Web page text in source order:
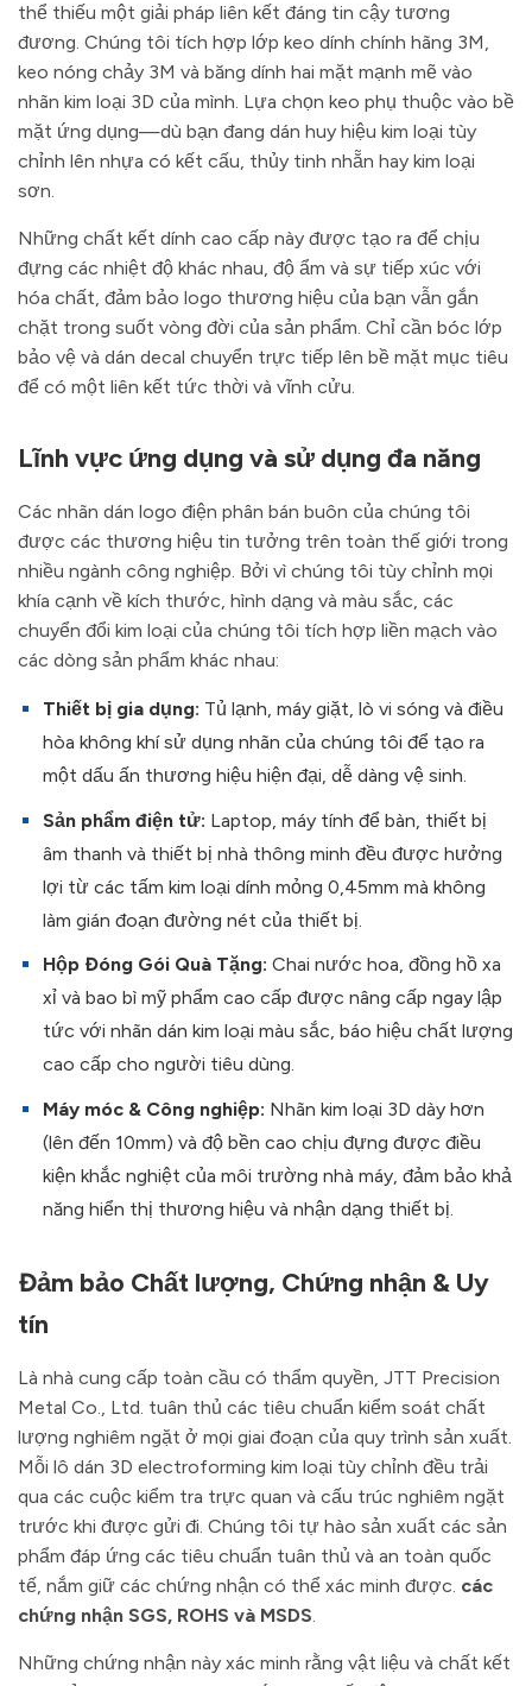
thể thiếu một giải pháp liên kết đáng tin cậy tương
đương. Chúng tôi tích hợp lớp keo dính chính hãng 3M,
keo nóng chảy 3M và băng dính hai mặt mạnh mẽ vào
nhãn kim loại 3D của mình. Lựa chọn keo phụ thuộc vào bề
mặt ứng dụng—dù bạn đang dán huy hiệu kim loại tùy
chỉnh lên nhựa có kết cấu, thủy tinh nhẵn hay kim loại
sơn.
Những chất kết dính cao cấp này được tạo ra để chịu
đựng các nhiệt độ khác nhau, độ ẩm và sự tiếp xúc với
hóa chất, đảm bảo logo thương hiệu của bạn vẫn gắn
chặt trong suốt vòng đời của sản phẩm. Chỉ cần bóc lớp
bảo vệ và dán decal chuyển trực tiếp lên bề mặt mục tiêu
để có một liên kết tức thời và vĩnh cửu.
Lĩnh vực ứng dụng và sử dụng đa năng
Các nhãn dán logo điện phân bán buôn của chúng tôi
được các thương hiệu tin tưởng trên toàn thế giới trong
nhiều ngành công nghiệp. Bởi vì chúng tôi tùy chỉnh mọi
khía cạnh về kích thước, hình dạng và màu sắc, các
chuyển đổi kim loại của chúng tôi tích hợp liền mạch vào
các dòng sản phẩm khác nhau:
Thiết bị gia dụng: Tủ lạnh, máy giặt, lò vi sóng và điều
hòa không khí sử dụng nhãn của chúng tôi để tạo ra
một dấu ấn thương hiệu hiện đại, dễ dàng vệ sinh.
Sản phẩm điện tử: Laptop, máy tính để bàn, thiết bị
âm thanh và thiết bị nhà thông minh đều được hưởng
lợi từ các tấm kim loại dính mỏng 0,45mm mà không
làm gián đoạn đường nét của thiết bị.
Hộp Đóng Gói Quà Tặng: Chai nước hoa, đồng hồ xa
xỉ và bao bì mỹ phẩm cao cấp được nâng cấp ngay lập
tức với nhãn dán kim loại màu sắc, báo hiệu chất lượng
cao cấp cho người tiêu dùng.
Máy móc & Công nghiệp: Nhãn kim loại 3D dày hơn
(lên đến 10mm) và độ bền cao chịu đựng được điều
kiện khắc nghiệt của môi trường nhà máy, đảm bảo khả
năng hiển thị thương hiệu và nhận dạng thiết bị.
Đảm bảo Chất lượng, Chứng nhận & Uy
tín
Là nhà cung cấp toàn cầu có thẩm quyền, JTT Precision
Metal Co., Ltd. tuân thủ các tiêu chuẩn kiểm soát chất
lượng nghiêm ngặt ở mọi giai đoạn của quy trình sản xuất.
Mỗi lô dán 3D electroforming kim loại tùy chỉnh đều trải
qua các cuộc kiểm tra trực quan và cấu trúc nghiêm ngặt
trước khi được gửi đi. Chúng tôi tự hào sản xuất các sản
phẩm đáp ứng các tiêu chuẩn tuân thủ và an toàn quốc
tế, nắm giữ các chứng nhận có thể xác minh được. các
chứng nhận SGS, ROHS và MSDS.
Những chứng nhận này xác minh rằng vật liệu và chất kết